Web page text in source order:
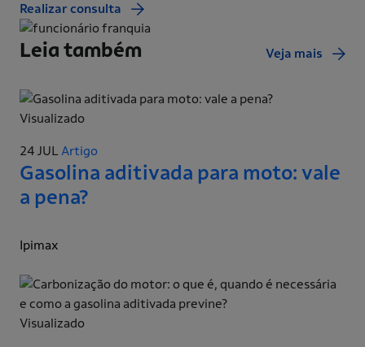
Realizar consulta
Leia também Veja mais
Visualizado
24 JULArtigo
Gasolina aditivada para moto: vale
a pena?
Ipimax
Visualizado